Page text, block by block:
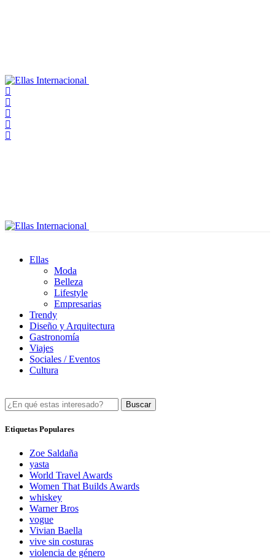
Ellas
Moda
Belleza
Lifestyle
Empresarias
Trendy
Diseño y Arquitectura
Gastronomía
Viajes
Sociales / Eventos
Cultura
Buscar
Etiquetas Populares
Zoe Saldaña
yasta
World Travel Awards
Women That Builds Awards
whiskey
Warner Bros
vogue
Vivian Baella
vive sin costuras
violencia de género